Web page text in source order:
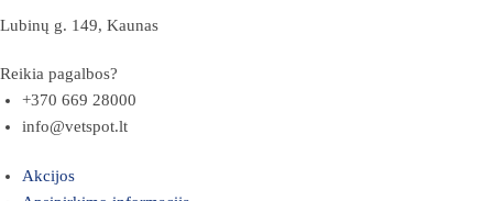
Lubinų g. 149, Kaunas
Reikia pagalbos?
+370 669 28000
info@vetspot.lt
Akcijos